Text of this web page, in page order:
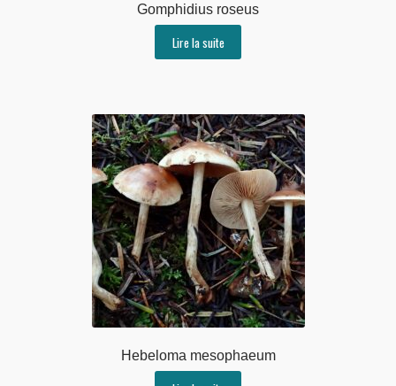
Gomphidius roseus
Lire la suite
Hebeloma mesophaeum